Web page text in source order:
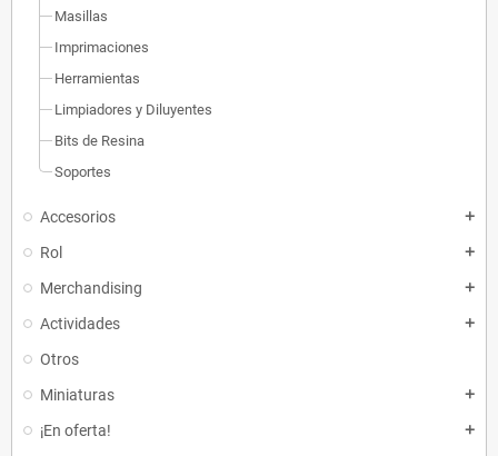
Masillas
Imprimaciones
Herramientas
Limpiadores y Diluyentes
Bits de Resina
Soportes
Accesorios add
Rol add
Merchandising add
Actividades add
Otros
Miniaturas
add
¡En oferta! add